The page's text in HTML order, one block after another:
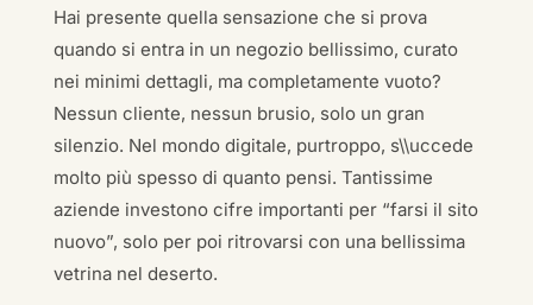
Hai presente quella sensazione che si prova
quando si entra in un negozio bellissimo, curato
nei minimi dettagli, ma completamente vuoto?
Nessun cliente, nessun brusio, solo un gran
silenzio. Nel mondo digitale, purtroppo, s\\uccede
molto più spesso di quanto pensi. Tantissime
aziende investono cifre importanti per “farsi il sito
nuovo”, solo per poi ritrovarsi con una bellissima
vetrina nel deserto.